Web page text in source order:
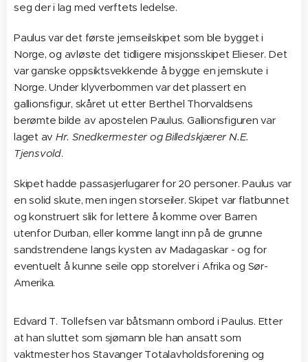
seg der i lag med verftets ledelse.
Paulus var det første jernseilskipet som ble bygget i
Norge, og avløste det tidligere misjonsskipet Elieser. Det
var ganske oppsiktsvekkende å bygge en jernskute i
Norge. Under klyverbommen var det plassert en
gallionsfigur, skåret ut etter Berthel Thorvaldsens
berømte bilde av apostelen Paulus. Gallionsfiguren var
laget av Hr. Snedkermester og Billedskjærer N.E.
Tjensvold.
Skipet hadde passasjerlugarer for 20 personer. Paulus var
en solid skute, men ingen storseiler. Skipet var flatbunnet
og konstruert slik for lettere å komme over Barren
utenfor Durban, eller komme langt inn på de grunne
sandstrendene langs kysten av Madagaskar - og for
eventuelt å kunne seile opp storelver i Afrika og Sør-
Amerika.
Edvard T. Tollefsen var båtsmann ombord i Paulus. Etter
at han sluttet som sjømann ble han ansatt som
vaktmester hos Stavanger Totalavholdsforening og